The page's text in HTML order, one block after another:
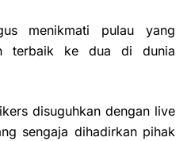
menikmati pulau yang
terbaik ke dua di dunia
disuguhkan dengan live
sengaja dihadirkan pihak